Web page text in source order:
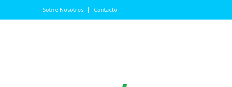
Sobre Nosotros Contacto